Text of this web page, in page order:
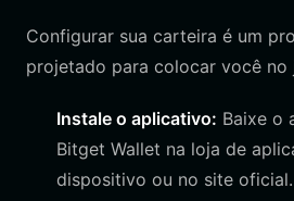
Configurar sua carteira é um
projetado para colocar você no
Instale o aplicativo: Baixe o
Bitget Wallet na loja de
dispositivo ou no site oficial.